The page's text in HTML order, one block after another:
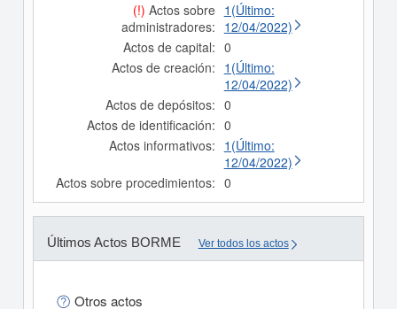
(!) Actos sobre
administradores:
1(Último:
12/04/2022)
Actos de capital: 0
Actos de creación: 1(Último:
12/04/2022)
Actos de depósitos: 0
Actos de identificación: 0
Actos informativos: 1(Último:
12/04/2022)
Actos sobre procedimientos: 0
Últimos Actos BORME Ver todos los actos
Otros actos